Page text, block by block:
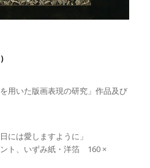
用いた版画表現の研究」作品及び
には愛しますように」
ト、いずみ紙・洋箔 160 ×